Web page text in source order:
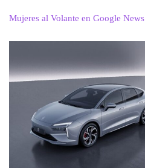
Mujeres al Volante en Google News